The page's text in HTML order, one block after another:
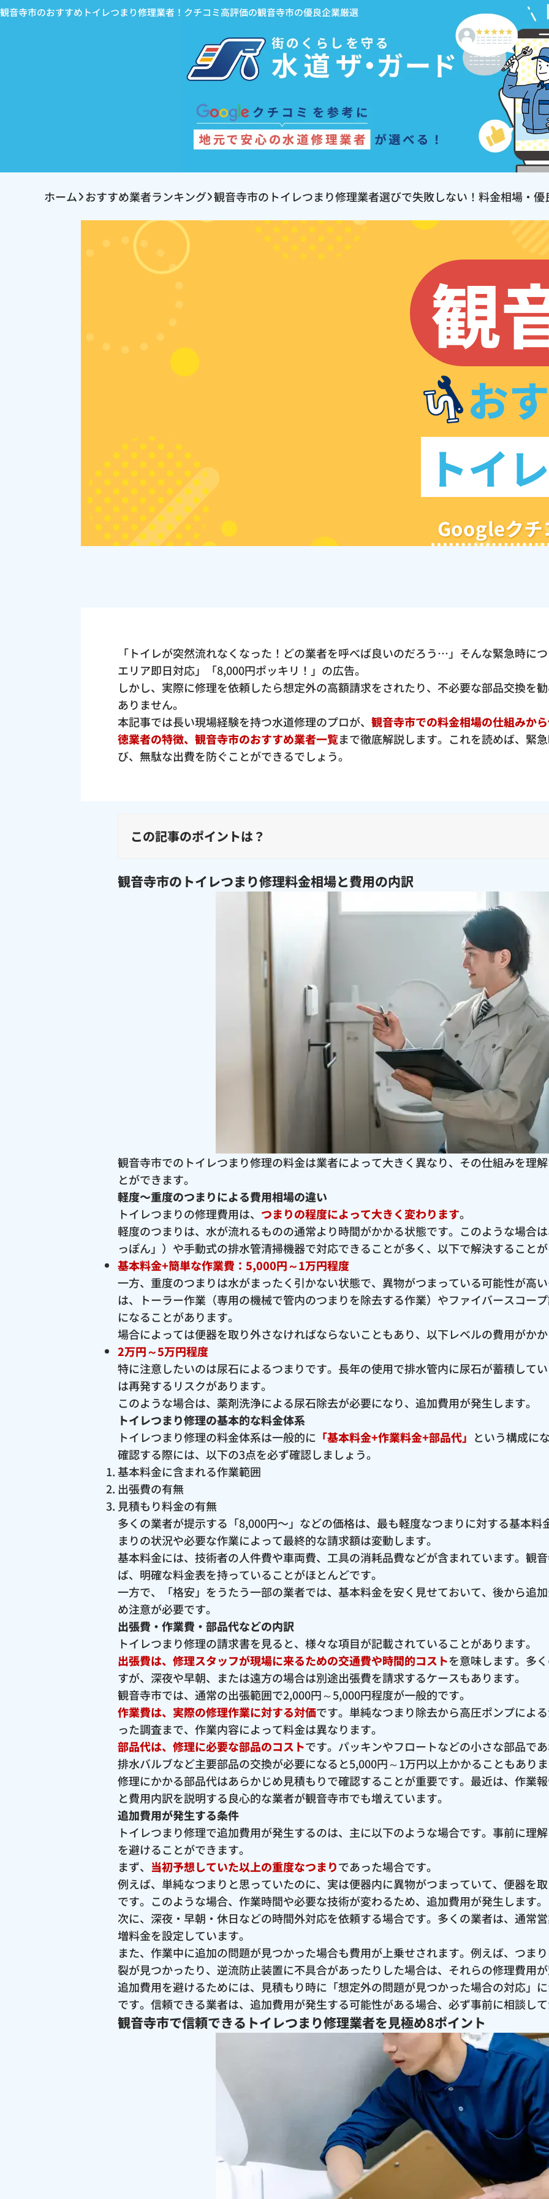
観音寺市のおすすめトイレつまり修理業者！クチコミ高評価の観音寺市の優良企業厳選
ホーム おすすめ業者ランキング 観音寺市のトイレつまり修理業者選びで失敗しない！料金相場・
観
お
トイ
Googleクチ
「トイレが突然流れなくなった！どの業者を呼べば良いのだろう…」そんな緊急時に
エリア即日対応」「8,000円ポッキリ！」の広告。
しかし、実際に修理を依頼したら想定外の高額請求をされたり、不必要な部品交換を
ありません。
本記事では長い現場経験を持つ水道修理のプロが、 観音寺市での料金相場の仕組みか
徳業者の特徴、観音寺市のおすすめ業者一覧まで徹底解説します。これを読めば、緊
び、無駄な出費を防ぐことができるでしょう。
この記事のポイントは？
観音寺市のトイレつまり修理料金相場と費用の内訳
観音寺市でのトイレつまり修理の料金は業者によって大きく異なり、その仕組みを理
とができます。
軽度〜重度のつまりによる費用相場の違い
トイレつまりの修理費用は、 つまりの程度によって大きく変わります。
軽度のつまりは、水が流れるものの通常より時間がかかる状態です。このような場合
っぽん」）や手動式の排水管清掃機器で対応できることが多く、以下で解決すること
基本料金+簡単な作業費：5,000円～1万円程度
一方、重度のつまりは水がまったく引かない状態で、異物がつまっている可能性が高
は、トーラー作業（専用の機械で管内のつまりを除去する作業）やファイバースコー
になることがあります。
場合によっては便器を取り外さなければならないこともあり、以下レベルの費用がか
2万円～5万円程度
特に注意したいのは尿石によるつまりです。長年の使用で排水管内に尿石が蓄積して
は再発するリスクがあります。
このような場合は、薬剤洗浄による尿石除去が必要になり、追加費用が発生します。
トイレつまり修理の基本的な料金体系
トイレつまり修理の料金体系は一般的に 「基本料金+作業料金+部品代」 という構成に
確認する際には、以下の3点を必ず確認しましょう。
基本料金に含まれる作業範囲
出張費の有無
見積もり料金の有無
多くの業者が提示する「8,000円〜」などの価格は、最も軽度なつまりに対する基本料
まりの状況や必要な作業によって最終的な請求額は変動します。
基本料金には、技術者の人件費や車両費、工具の消耗品費などが含まれています。観
ば、明確な料金表を持っていることがほとんどです。
一方で、「格安」をうたう一部の業者では、基本料金を安く見せておいて、後から追
め注意が必要です。
出張費・作業費・部品代などの内訳
トイレつまり修理の請求書を見ると、様々な項目が記載されていることがあります。
出張費は、修理スタッフが現場に来るための交通費や時間的コストを意味します。多
すが、深夜や早朝、または遠方の場合は別途出張費を請求するケースもあります。
観音寺市では、通常の出張範囲で2,000円～5,000円程度が一般的です。
作業費は、実際の修理作業に対する対価です。単純なつまり除去から高圧ポンプによ
った調査まで、作業内容によって料金は異なります。
部品代は、修理に必要な部品のコストです。パッキンやフロートなどの小さな部品で
排水バルブなど主要部品の交換が必要になると5,000円～1万円以上かかることもあり
修理にかかる部品代はあらかじめ見積もりで確認することが重要です。最近は、作業
と費用内訳を説明する良心的な業者が観音寺市でも増えています。
追加費用が発生する条件
トイレつまり修理で追加費用が発生するのは、主に以下のような場合です。事前に理
を避けることができます。
まず、 当初予想していた以上の重度なつまりであった場合です。
例えば、単純なつまりと思っていたのに、実は便器内に異物がつまっていて、便器を
です。このような場合、作業時間や必要な技術が変わるため、追加費用が発生します。
次に、深夜・早朝・休日などの時間外対応を依頼する場合です。多くの業者は、通常
増料金を設定しています。
また、作業中に追加の問題が見つかった場合も費用が上乗せされます。例えば、つま
裂が見つかったり、逆流防止装置に不具合があったりした場合は、それらの修理費用
追加費用を避けるためには、見積もり時に「想定外の問題が見つかった場合の対応」
です。信頼できる業者は、追加費用が発生する可能性がある場合、必ず事前に相談し
観音寺市で信頼できるトイレつまり修理業者を見極め8ポイント